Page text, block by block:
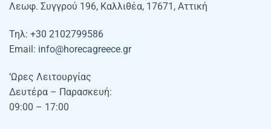
Λεωφ. Συγγρού 196, Καλλιθέα, 17671, Αττική
Τηλ: +30 2102799586
Email: info@horecagreece.gr
‘Ωρες Λειτουργίας
Δευτέρα – Παρασκευή:
09:00 – 17:00